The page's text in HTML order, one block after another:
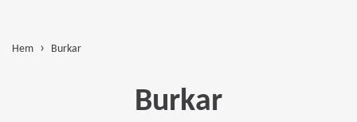
Hem Burkar
Burkar